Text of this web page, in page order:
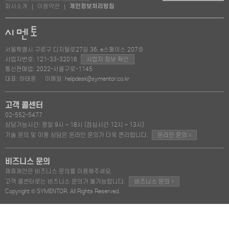
회사소개 이용약관 개인정보처리방침
서울특별시 구로구 디지털로27길 36, e스페이스 207호
사업자번호: 121-33-32016
사업자 정보 확인
통신판매업: 2022-서울구로-1145
대표: 하태훈
이메일: helpdesk@symentor.co.kr
고객 콜센터
02-552-5477
상담가능시간: 평일 9시 ~ 18시 (점심시간 12시 ~ 13시)
기술 문의 및 이용 상담은 온라인 문의가 더욱 편리합니다.
온라인 문의 >
비즈니스 문의
제휴제안은 비즈니스 문의를 이용해주세요.
고객 콜센터로는 비즈니스 문의가 불가능합니다.
비즈니스 문의 >
Copyright © SYMENTOR. All Rights Reserved.